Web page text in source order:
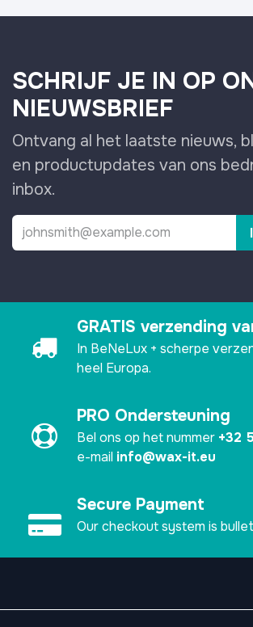
SCHRIJF JE IN OP
NIEUWSBRIEF
Ontvang al het laatste nieuws,
en productupdates van ons
inbox.
GRATIS verzending
In BeNeLux + scherpe
heel Europa.
PRO Ondersteuning
Bel ons op het nummer +32
e-mail info@wax-it.eu
Secure Payment
Our checkout system is